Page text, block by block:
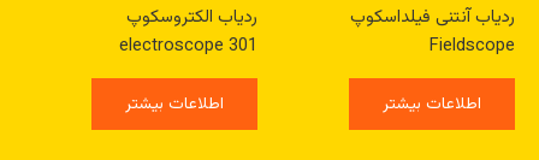
ردیاب آنتنی فیلداسکوپ
Fieldscope
اطلاعات بیشتر
ردیاب الکتروسکوپ
electroscope 301
اطلاعات بیشتر